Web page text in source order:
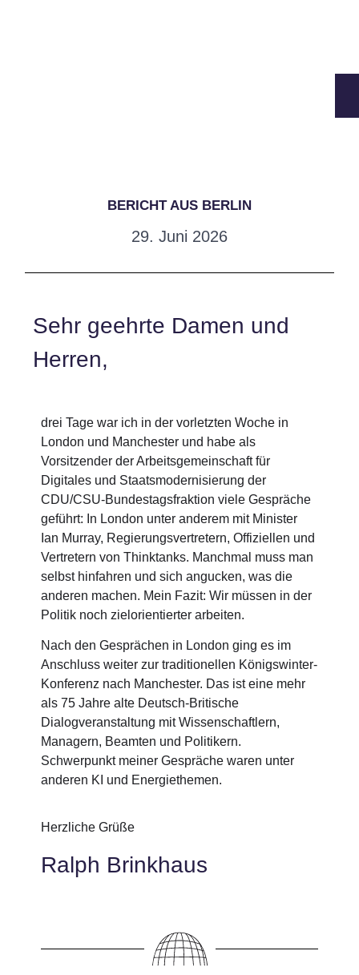
BERICHT AUS BERLIN
29. Juni 2026
Sehr geehrte Damen und
Herren,
drei Tage war ich in der vorletzten Woche in
London und Manchester und habe als
Vorsitzender der Arbeitsgemeinschaft für
Digitales und Staatsmodernisierung der
CDU/CSU-Bundestagsfraktion viele Gespräche
geführt: In London unter anderem mit Minister
Ian Murray, Regierungsvertretern, Offiziellen und
Vertretern von Thinktanks. Manchmal muss man
selbst hinfahren und sich angucken, was die
anderen machen. Mein Fazit: Wir müssen in der
Politik noch zielorientierter arbeiten.
Nach den Gesprächen in London ging es im
Anschluss weiter zur traditionellen Königswinter-
Konferenz nach Manchester. Das ist eine mehr
als 75 Jahre alte Deutsch-Britische
Dialogveranstaltung mit Wissenschaftlern,
Managern, Beamten und Politikern.
Schwerpunkt meiner Gespräche waren unter
anderen KI und Energiethemen.
Herzliche Grüße
Ralph Brinkhaus